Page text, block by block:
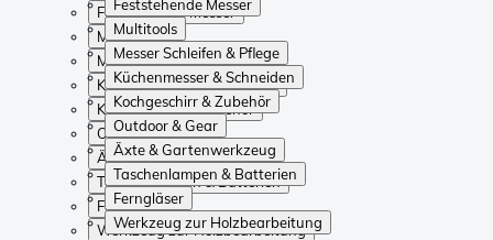
Feststehende Messer
Multitools
Messer Schleifen & Pflege
Küchenmesser & Schneiden
Kochgeschirr & Zubehör
Outdoor & Gear
Äxte & Gartenwerkzeug
Taschenlampen & Batterien
Ferngläser
Werkzeug zur Holzbearbeitung
Feststehende Messer
Multitools
Messer Schleifen & Pflege
Küchenmesser & Schneiden
Kochgeschirr & Zubehör
Outdoor & Gear
Äxte & Gartenwerkzeug
Taschenlampen & Batterien
Ferngläser
Werkzeug zur Holzbearbeitung